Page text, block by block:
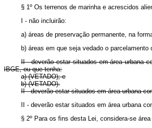
§ 1º Os terrenos de marinha e acrescidos
I - não incluirão:
a) áreas de preservação permanente, na
b) áreas em que seja vedado o parcelamento
II - deverão estar situados em área urbana
IBGE, ou que tenha:
a) (VETADO); e
b) (VETADO).
II - deverão estar situados em área
II - deverão estar situados em área
§ 2º Para os fins desta Lei, considera-se